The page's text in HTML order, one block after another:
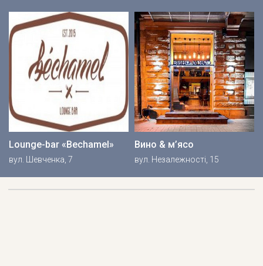
Lounge-bar «Beсhamel»
вул. Шевченка, 7
Вино & м’ясо
вул. Незалежності, 15